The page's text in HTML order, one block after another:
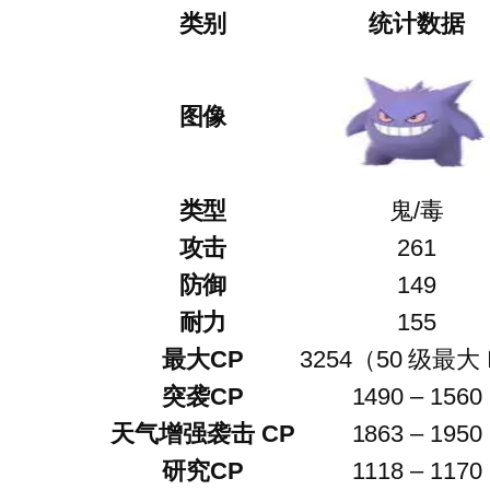
类别 统计数据
图像
类型
鬼/毒
攻击
261
防御
149
耐力
155
最大CP
3254（50 级最大
突袭CP
1490 – 1560
天气增强袭击 CP
1863 – 1950
研究CP
1118 – 1170